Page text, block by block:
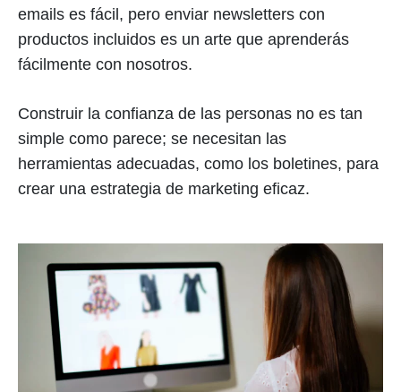
emails es fácil, pero enviar newsletters con
productos incluidos es un arte que aprenderás
fácilmente con nosotros.
Construir la confianza de las personas no es tan
simple como parece; se necesitan las
herramientas adecuadas, como los boletines, para
crear una estrategia de marketing eficaz.